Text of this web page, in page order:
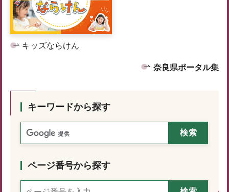
キッズならけん
奈良県ポータル集
キーワードから探す
ページ番号から探す